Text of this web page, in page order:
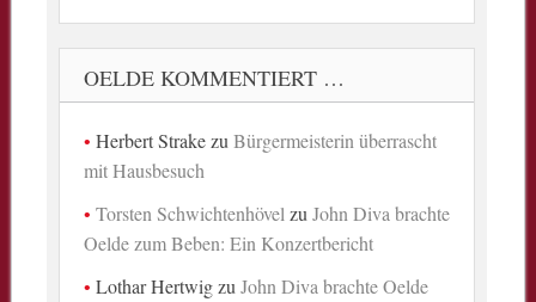
OELDE KOMMENTIERT …
Herbert StrakezuBürgermeisterin überrascht
mit Hausbesuch
Torsten SchwichtenhövelzuJohn Diva brachte
Oelde zum Beben: Ein Konzertbericht
Lothar HertwigzuJohn Diva brachte Oelde